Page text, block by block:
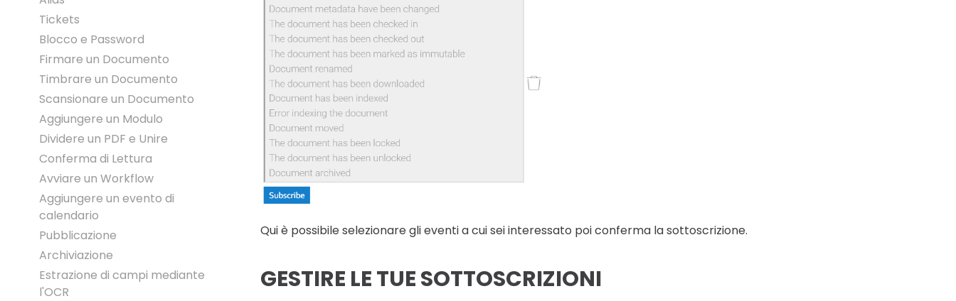
Qui è possibile selezionare gli eventi a cui sei interessato poi conferma la sottoscrizione.
GESTIRE LE TUE SOTTOSCRIZIONI
Tickets
Blocco e Password
Firmare un Documento
Timbrare un Documento
Scansionare un Documento
Aggiungere un Modulo
Dividere un PDF e Unire
Conferma di Lettura
Avviare un Workflow
Aggiungere un evento di
calendario
Pubblicazione
Archiviazione
Estrazione di campi mediante
l'OCR